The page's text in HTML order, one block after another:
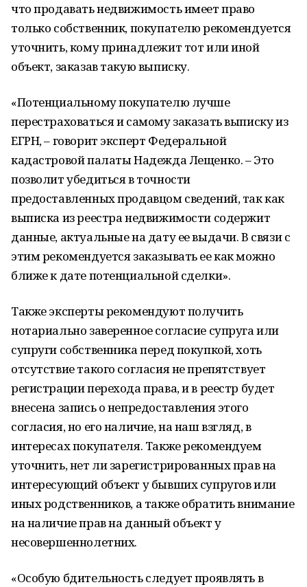
что продавать недвижимость имеет право
только собственник, покупателю рекомендуется
уточнить, кому принадлежит тот или иной
объект, заказав такую выписку.
«Потенциальному покупателю лучше
перестраховаться и самому заказать выписку из
ЕГРН, – говорит эксперт Федеральной
кадастровой палаты Надежда Лещенко. – Это
позволит убедиться в точности
предоставленных продавцом сведений, так как
выписка из реестра недвижимости содержит
данные, актуальные на дату ее выдачи. В связи с
этим рекомендуется заказывать ее как можно
ближе к дате потенциальной сделки».
Также эксперты рекомендуют получить
нотариально заверенное согласие супруга или
супруги собственника перед покупкой, хоть
отсутствие такого согласия не препятствует
регистрации перехода права, и в реестр будет
внесена запись о непредоставления этого
согласия, но его наличие, на наш взгляд, в
интересах покупателя. Также рекомендуем
уточнить, нет ли зарегистрированных прав на
интересующий объект у бывших супругов или
иных родственников, а также обратить внимание
на наличие прав на данный объект у
несовершеннолетних.
«Особую бдительность следует проявлять в